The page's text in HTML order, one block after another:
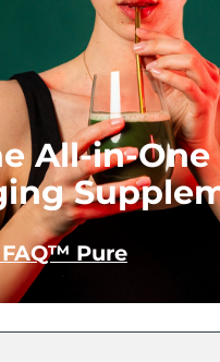
All-in-
Pure